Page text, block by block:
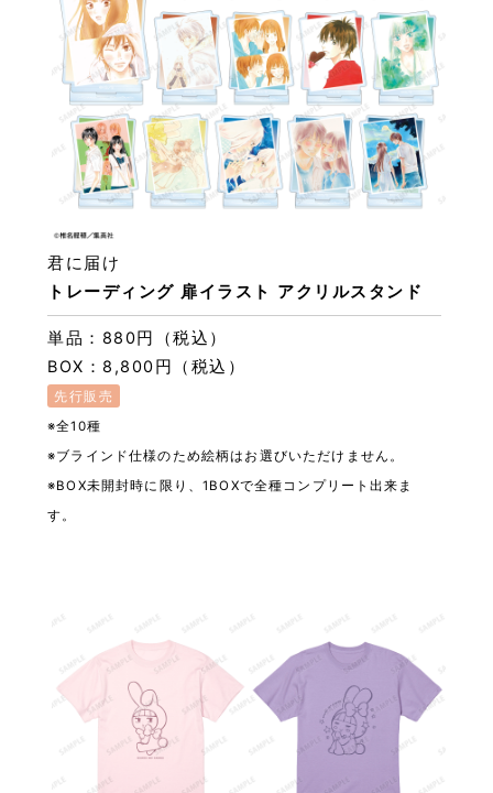
トレーディング 扉イラスト アクリルスタンド
君に届け
単品：880円（税込）
BOX：8,800円（税込）
先行販売
※全10種
※ブラインド仕様のため絵柄はお選びいただけません。
※BOX未開封時に限り、1BOXで全種コンプリート出来ま
す。